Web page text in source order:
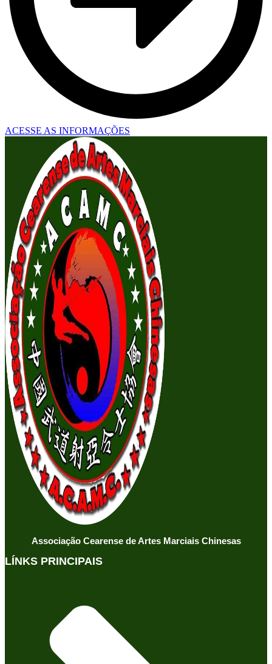
ACESSE AS INFORMAÇÕES
Associação Cearense de Artes Marciais Chinesas
LÍNKS PRINCIPAIS